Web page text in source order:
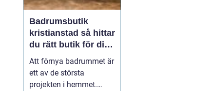
Badrumsbutik
kristianstad så hittar
du rätt butik för ditt
nya badrum
Att förnya badrummet är
ett av de största
projekten i hemmet.